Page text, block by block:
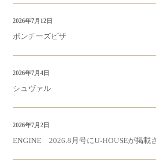
ポンチーズピザ
2026年7月12日
シュヴァル
2026年7月4日
ENGINE 2026.8月号にU-HOUSEが掲載
2026年7月2日